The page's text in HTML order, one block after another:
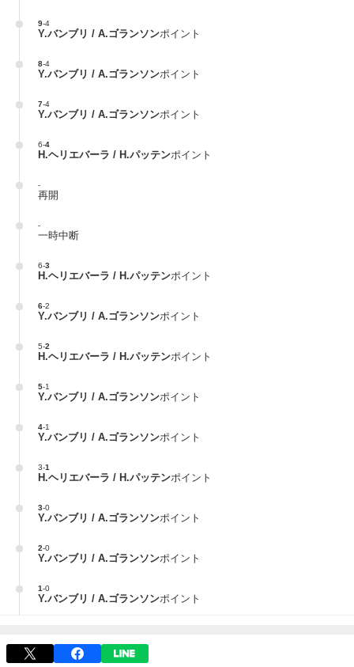
9-4
Y.バンブリ / A.ゴランソンポイント
8-4
Y.バンブリ / A.ゴランソンポイント
7-4
Y.バンブリ / A.ゴランソンポイント
6-4
H.ヘリエバーラ / H.パッテンポイント
-
再開
-
一時中断
6-3
H.ヘリエバーラ / H.パッテンポイント
6-2
Y.バンブリ / A.ゴランソンポイント
5-2
H.ヘリエバーラ / H.パッテンポイント
5-1
Y.バンブリ / A.ゴランソンポイント
4-1
Y.バンブリ / A.ゴランソンポイント
3-1
H.ヘリエバーラ / H.パッテンポイント
3-0
Y.バンブリ / A.ゴランソンポイント
2-0
Y.バンブリ / A.ゴランソンポイント
1-0
Y.バンブリ / A.ゴランソンポイント